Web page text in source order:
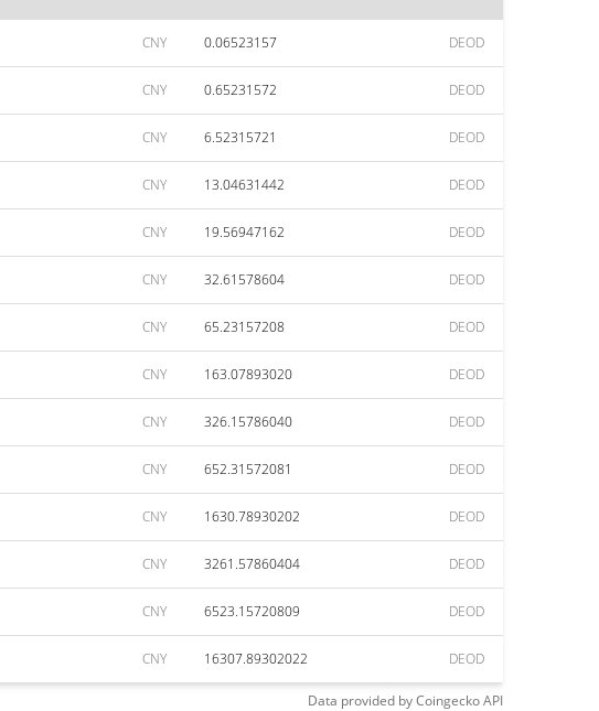
CNY 0.06523157 DEOD
CNY 0.65231572 DEOD
CNY 6.52315721 DEOD
CNY 13.04631442 DEOD
CNY 19.56947162 DEOD
CNY 32.61578604 DEOD
CNY 65.23157208 DEOD
CNY 163.07893020 DEOD
CNY 326.15786040 DEOD
CNY 652.31572081 DEOD
CNY 1630.78930202 DEOD
CNY 3261.57860404 DEOD
CNY 6523.15720809 DEOD
CNY 16307.89302022 DEOD
Data provided byCoingeckoAPI